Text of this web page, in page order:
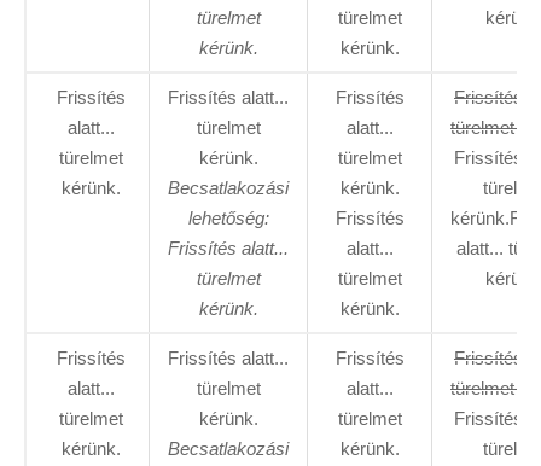
türelmet
kérünk.
türelmet
kérünk.
Frissítés
alatt...
türelmet
kérünk.
Frissítés alatt...
türelmet
kérünk.
Becsatlakozási
lehetőség:
Frissítés alatt...
türelmet
kérünk.
Frissítés
alatt...
türelmet
kérünk.
Frissítés
alatt...
türelmet
kérünk.
Frissítés
türelmet
Frissítés
alatt...
Frissítés
alatt...
türelmet
kérünk.
Frissítés alatt...
türelmet
kérünk.
Becsatlakozási
Frissítés
alatt...
türelmet
kérünk.
Frissítés
türelmet
Frissítés